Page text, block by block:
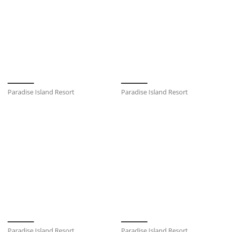
Paradise Island Resort Paradise Island Resort